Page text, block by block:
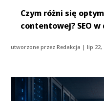
Czym różni się
contentowej? SEO
utworzone przezRedakcja |lip 22,